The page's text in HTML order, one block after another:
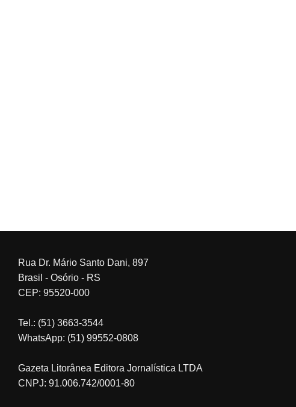
Rua Dr. Mário Santo Dani, 897
Brasil - Osório - RS
CEP: 95520-000
Tel.: (51) 3663-3544
WhatsApp: (51) 99552-0808
Gazeta Litorânea Editora Jornalística LTDA
CNPJ: 91.006.742/0001-80